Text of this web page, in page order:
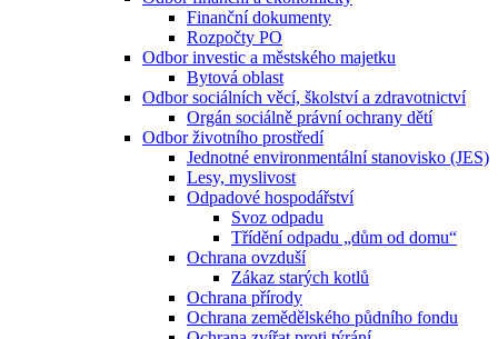
Finanční dokumenty
Rozpočty PO
Odbor investic a městského majetku
Bytová oblast
Odbor sociálních věcí, školství a zdravotnictví
Orgán sociálně právní ochrany dětí
Odbor životního prostředí
Jednotné environmentální stanovisko (JES)
Lesy, myslivost
Odpadové hospodářství
Svoz odpadu
Třídění odpadu „dům od domu“
Ochrana ovzduší
Zákaz starých kotlů
Ochrana přírody
Ochrana zemědělského půdního fondu